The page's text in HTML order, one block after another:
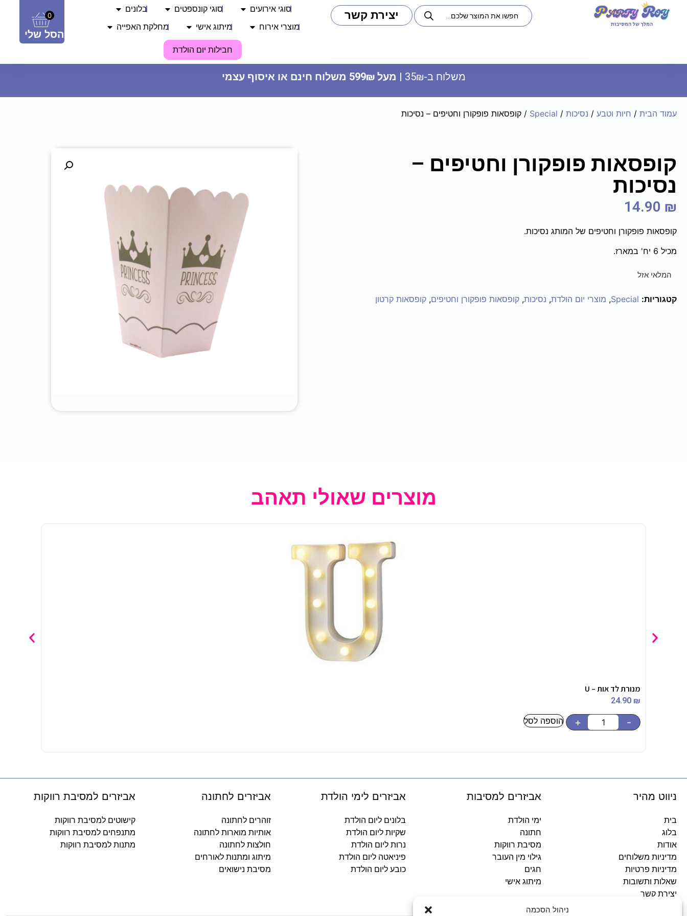
ניהול הסכמה
בלון מיילר - 40
39.90
₪
0
הסל שלי
יצירת קשר סוגי אירועים סוגי קונספטים בלונים
מוצרי אירוח מיתוג אישי מחלקת האפייה
חבילות יום הולדת
משלוח ב-35₪ | מעל 599₪ משלוח חינם או איסוף עצמי
עמוד הבית / חיות וטבע / נסיכות /
Special / קופסאות פופקורן וחטיפים – נסיכות
קופסאות פופקורן וחטיפים –
נסיכות
14.90 ₪
קופסאות פופקורן וחטיפים של המותג נסיכות.
מכיל 6 יח' במארז.
המלאי אזל
קטגוריות: Special
, מוצרי יום הולדת, נסיכות, קופסאות פופקורן וחטיפים, קופסאות קרטון
מוצרים שאולי תאהב
מנורת לד אות – U
24.90 ₪
-
+ הוספה לסל
ניווט מהיר
בית
בלוג
אודות
מדיניות משלוחים
מדיניות פרטיות
שאלות ותשובות
יצירת קשר
אביזרים למסיבות
ימי הולדת
חתונה
מסיבת רווקות
גילוי מין העובר
חגים
מיתוג אישי
אביזרים לימי הולדת
בלונים ליום הולדת
שקיות ליום הולדת
נרות ליום הולדת
פיניאטה ליום הולדת
כובע ליום הולדת
אביזרים לחתונה
זוהרים לחתונה
אותיות מוארות לחתונה
חולצות לחתונה
מיתוג ומתנות לאורחים
מסיבת נישואים
אביזרים למסיבת רווקות
קישוטים למסיבת רווקות
מתנפחים למסיבת רווקות
מתנות למסיבת רווקות